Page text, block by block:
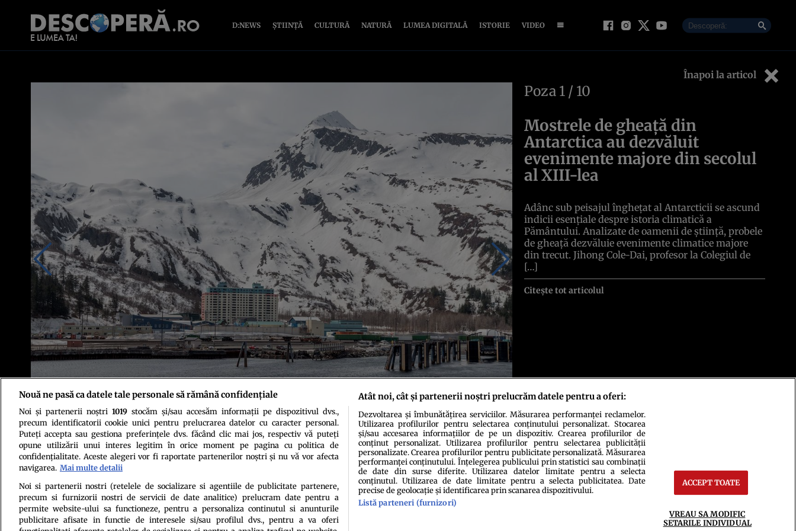
D:NEWS ȘTIINȚĂ CULTURĂ NATURĂ LUMEA DIGITALĂ ISTORIE VIDEO
Înapoi la articol
Foto: Shutterstock
Poza 1 / 10
Mostrele de gheață din
Antarctica au dezvăluit
evenimente majore din secolul
al XIII-lea
Adânc sub peisajul înghețat al Antarcticii se ascund
indicii esențiale despre istoria climatică a
Pământului. Analizate de oamenii de știință, probele
de gheață dezvăluie evenimente climatice majore
din trecut. Jihong Cole-Dai, profesor la Colegiul de
[…]
Citește tot articolul
Politica de confidenţialitatePolitica de cookiesTermeni şi condiţiiEchipa redacțională
Nouă ne pasă ca datele tale personale să rămână confidențiale
Noi și partenerii noștri 1019stocăm și/sau accesăm informații pe dispozitivul dvs.,
precum identificatorii cookie unici pentru prelucrarea datelor cu caracter personal.
Puteți accepta sau gestiona preferințele dvs. făcând clic mai jos, respectiv vă puteți
opune utilizării unui interes legitim în orice moment pe pagina cu politica de
confidențialitate. Aceste alegeri vor fi raportate partenerilor noștri și nu vă vor afecta
navigarea. Mai multe detalii
Noi si partenerii nostri (retelele de socializare si agentiile de publicitate partenere,
precum si furnizorii nostri de servicii de date analitice) prelucram date pentru a
permite website-ului sa functioneze, pentru a personaliza continutul si anunturile
publicitare afisate in functie de interesele si/sau profilul dvs., pentru a va oferi
Atât noi, cât și partenerii noștri prelucrăm datele pentru a oferi:
Dezvoltarea și îmbunătățirea serviciilor. Măsurarea performanței reclamelor.
Utilizarea profilurilor pentru selectarea conținutului personalizat. Stocarea
și/sau accesarea informațiilor de pe un dispozitiv. Crearea profilurilor de
conținut personalizat. Utilizarea profilurilor pentru selectarea publicității
personalizate. Crearea profilurilor pentru publicitate personalizată. Măsurarea
performanței conținutului. Înțelegerea publicului prin statistici sau combinații
de date din surse diferite. Utilizarea datelor limitate pentru a selecta
conținutul. Utilizarea de date limitate pentru a selecta publicitatea. Date
precise de geolocație și identificarea prin scanarea dispozitivului.
Listă parteneri (furnizori)
ACCEPT TOATE
VREAU SA MODIFIC
SETARILE INDIVIDUAL